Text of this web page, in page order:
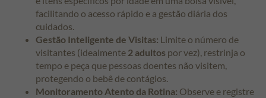
facilitando o acesso rápido e a gestão diária dos
cuidados.
Gestão Inteligente de Visitas: Limite o número de
visitantes (idealmente 2 adultos por vez), restrinja o
tempo e peça que pessoas doentes não visitem,
protegendo o bebê de contágios.
Monitoramento Atento da Rotina: Observe e registre